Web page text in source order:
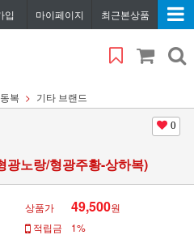
입 마이페이지 최근본상품
복 기타 브랜드
0
광노랑/형광주황-상하복)
상품가 49,500원
적립금
1%